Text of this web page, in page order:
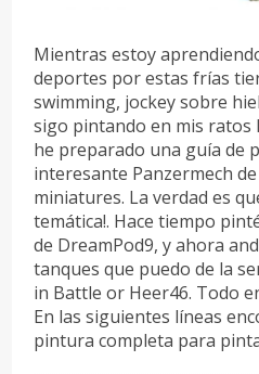
Mientras estoy
deportes por estas frías
swimming, jockey sobre
sigo pintando en mis ratos
he preparado una guía de
interesante Panzermech
miniatures. La verdad es
temática!. Hace tiempo
de DreamPod9, y ahora
tanques que puedo de la
in Battle or Heer46. Todo
En las siguientes líneas
pintura completa para